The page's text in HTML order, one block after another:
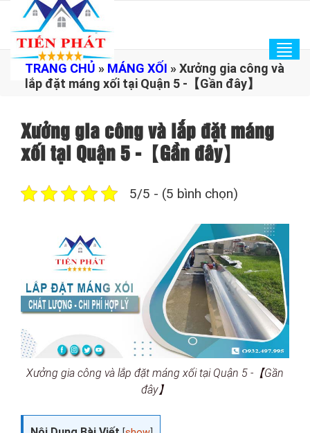
TRANG CHỦ » MÁNG XỐI »Xưởng gia công và
lắp đặt máng xối tại Quận 5 -【Gần đây】
Xưởng gia công và lắp đặt máng
xối tại Quận 5 -【Gần đây】
5/5 - (5 bình chọn)
Xưởng gia công và lắp đặt máng xối tại Quận 5 -【Gần
đây】